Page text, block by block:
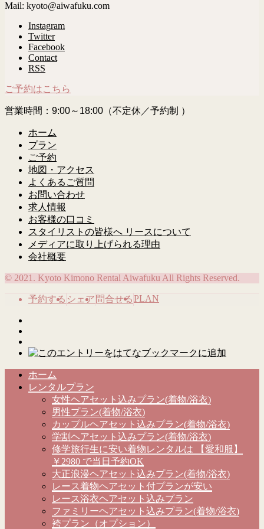
Mail: kyoto@aiwafuku.com
Instagram
Twitter
Facebook
Contact
RSS
ご予約はこちら
営業時間：9:00～18:00（不定休／予約制 ）
ホーム
プラン
ご予約
地図・アクセス
よくあるご質問
お問い合わせ
求人情報
お客様の口コミ
スタイリストの皆様へ リースについて
メディアに取り上げられる理由
会社概要
© 2021. Kyoto Kimono Rental Aiwafuku All Rights Reserved.
予約する シェア 問合せるPLAN
ホーム
レンタルプラン
女性ヘアセット込みプラン(着物/浴衣)
男性プラン(着物/浴衣)
カップルヘアセット込みプラン(着物/浴衣)
学割ヘアセット込みプラン(着物/浴衣)
修学旅行生に安い着物レンタルは 【愛和服】
￥2980 で当日予約OK
大正浪漫ヘアセット込みプラン(着物/浴衣)
レース着物ヘアセット付プランが安い
レース浴衣ヘアセット込みプラン
ファミリーヘアセット込みプラン(着物/浴衣)
袴プラン（オプション）